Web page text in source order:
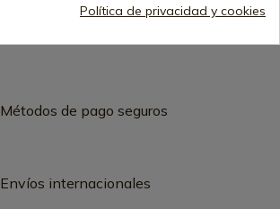
Añadir al carrito
Métodos de pago seguros
Envíos internacionales
Política de privacidad y cookies